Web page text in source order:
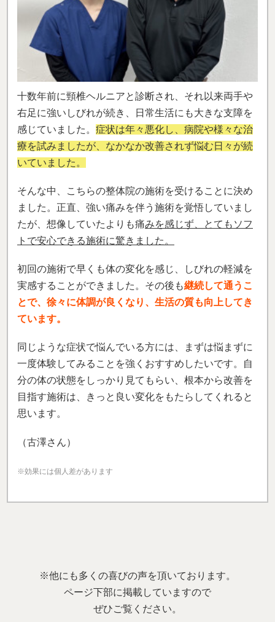
十数年前に頸椎ヘルニアと診断され、それ以来両手や
右足に強いしびれが続き、日常生活にも大きな支障を
感じていました。 症状は年々悪化し、病院や様々な治
療を試みましたが、なかなか改善されず悩む日々が続
いていました。
そんな中、こちらの整体院の施術を受けることに決め
ました。正直、強い痛みを伴う施術を覚悟していまし
たが、想像していたよりも痛みを感じず、とてもソフ
トで安心できる施術に驚きました。
初回の施術で早くも体の変化を感じ、しびれの軽減を
実感することができました。その後も継続して通うこ
とで、徐々に体調が良くなり、生活の質も向上してき
ています。
同じような症状で悩んでいる方には、まずは悩まずに
一度体験してみることを強くおすすめしたいです。自
分の体の状態をしっかり見てもらい、根本から改善を
目指す施術は、きっと良い変化をもたらしてくれると
思います。
（古澤さん）
※効果には個人差があります
※他にも多くの喜びの声を頂いております。
ページ下部に掲載していますので
ぜひご覧ください。